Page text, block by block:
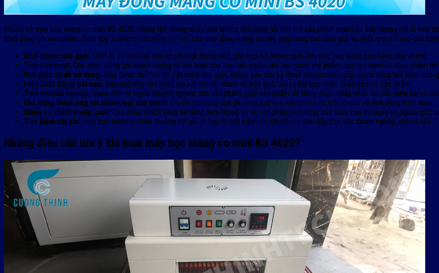
Khi nói về máy bọc màng co mini BS 4020, không thể không nhắc đến những tính năng nổi bật mà sản phẩm mang lại. Đây không chỉ là một
trình đóng gói sản phẩm. Dưới đây là những tính năng ưu việt của máy đóng màng co này, giúp nâng cao hiệu quả và chất lượng trong quá
Kích thước nhỏ gọn: Thiết bị có thiết kế tiện lợi với kích thước nhỏ, phù hợp với không gian làm việc hẹp hoặc cửa hàng vừa và nhỏ.
Tính linh hoạt: Cho phép đóng gói nhanh chóng và linh hoạt cho các sản phẩm nhỏ như sách, mỹ phẩm, quà lưu niệm và thực phẩm
Đơn giản và dễ sử dụng: Máy được thiết kế để vận hành đơn giản, không yêu cầu kỹ thuật chuyên môn giúp người dùng tiết kiệm thời
Hiệu suất đóng gói cao: Đáp ứng nhu cầu đóng gói với tốc độ nhanh và hiệu quả, tạo ra lớp bọc chắc chắn bảo vệ sản phẩm.
Tính chuyên nghiệp: Mang đến vẻ ngoài chuyên nghiệp cho sản phẩm, giúp sản phẩm dễ dàng được chấp nhận tại các siêu thị và
Khả năng thích ứng với nhiều loại sản phẩm: Có thể sử dụng cho đa dạng các loại sản phẩm có kích thước và hình dáng khác nhau.
Màng co nhiệt trong suốt: Cho phép khách hàng dễ dàng xem thông tin về sản phẩm như ngày sản xuất, hạn sử dụng và nguồn gốc
Tiết kiệm chi phí: máy bọc màng co mini thường có giá cả hợp lý, tiết kiệm chi phí đầu tư ban đầu cho các doanh nghiệp vừa và nhỏ.
Những điều cần lưu ý khi mua máy bọc màng co mini BS 4020?